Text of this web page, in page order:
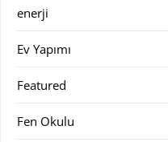
enerji
Ev Yapımı
Featured
Fen Okulu